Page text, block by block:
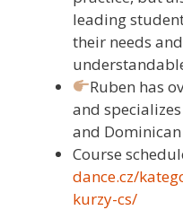
leading
their needs
Ruben has
and
and
Course
dance.cz/
kurzy-cs/